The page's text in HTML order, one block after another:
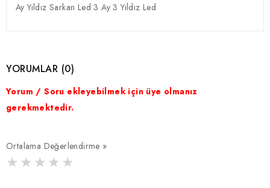
Ay Yıldız Sarkan Led 3 Ay 3 Yıldız Led
YORUMLAR (0)
Yorum / Soru ekleyebilmek için üye olmanız
gerekmektedir.
Ortalama Değerlendirme »